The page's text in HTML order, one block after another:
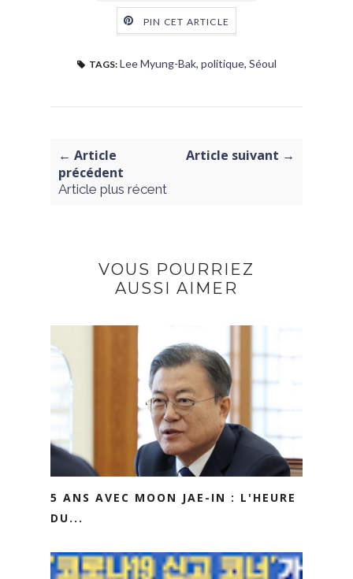
PIN CET ARTICLE
TAGS: Lee Myung-Bak, politique, Séoul
← Article
précédent
Article plus récent
Article suivant →
VOUS POURRIEZ
AUSSI AIMER
5 ANS AVEC MOON JAE-IN : L'HEURE
DU...